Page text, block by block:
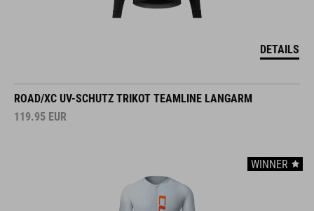
DETAILS
ROAD/XC UV-SCHUTZ TRIKOT TEAMLINE LANGARM
119.95 EUR
WINNER